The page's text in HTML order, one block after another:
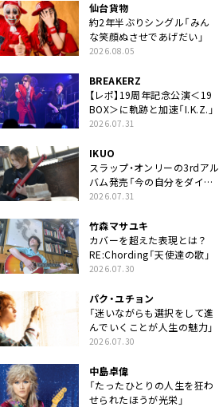
仙台貨物
約2年半ぶりシングル「みん
な笑顔ぬさせであげだい」
2026.08.05
BREAKERZ
【レポ】19周年記念公演＜19
BOX＞に軌跡と加速「I.K.Z.」
2026.07.31
IKUO
スラップ・オンリーの3rdアル
バム発売「今の自分をダイレ
クトに」
2026.07.31
竹森マサユキ
カバーを超えた表現とは？
RE:Chording「天使達の歌」
2026.07.30
パク・ユチョン
「迷いながらも選択をして進
んでいくことが人生の魅力」
2026.07.30
中島卓偉
「たったひとりの人生を狂わ
せられたほうが光栄」